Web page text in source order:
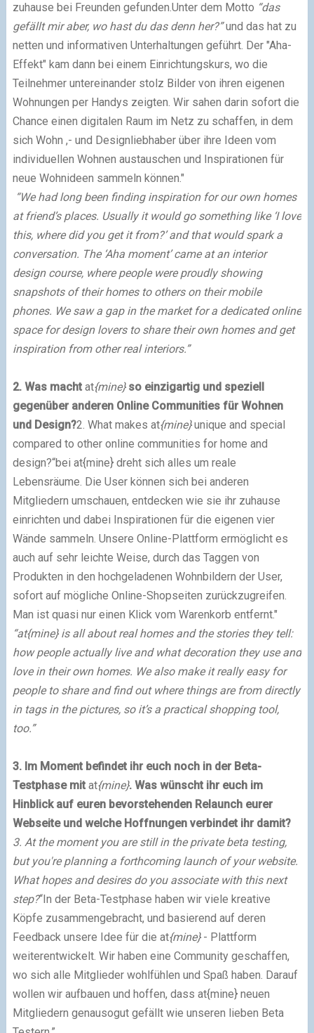
zuhause bei Freunden gefunden.Unter dem Motto “das
gefällt mir aber, wo hast du das denn her?”und das hat zu
netten und informativen Unterhaltungen geführt. Der "Aha-
Effekt" kam dann bei einem Einrichtungskurs, wo die
Teilnehmer untereinander stolz Bilder von ihren eigenen
Wohnungen per Handys zeigten. Wir sahen darin sofort die
Chance einen digitalen Raum im Netz zu schaffen, in dem
sich Wohn ,- und Designliebhaber über ihre Ideen vom
individuellen Wohnen austauschen und Inspirationen für
neue Wohnideen sammeln können."
“We had long been finding inspiration for our own homes
at friend’s places. Usually it would go something like ‘I love
this, where did you get it from?’ and that would spark a
conversation. The ‘Aha moment’ came at an interior
design course, where people were proudly showing
snapshots of their homes to others on their mobile
phones. We saw a gap in the market for a dedicated online
space for design lovers to share their own homes and get
inspiration from other real interiors.”
2. Was macht at{mine}so einzigartig und speziell
gegenüber anderen Online Communities für Wohnen
und Design?2. What makes at{mine} unique and special
compared to other online communities for home and
design?“bei at{mine} dreht sich alles um reale
Lebensräume. Die User können sich bei anderen
Mitgliedern umschauen, entdecken wie sie ihr zuhause
einrichten und dabei Inspirationen für die eigenen vier
Wände sammeln. Unsere Online-Plattform ermöglicht es
auch auf sehr leichte Weise, durch das Taggen von
Produkten in den hochgeladenen Wohnbildern der User,
sofort auf mögliche Online-Shopseiten zurückzugreifen.
Man ist quasi nur einen Klick vom Warenkorb entfernt."
“at{mine} is all about real homes and the stories they tell:
how people actually live and what decoration they use and
love in their own homes. We also make it really easy for
people to share and find out where things are from directly
in tags in the pictures, so it’s a practical shopping tool,
too.”
3. Im Moment befindet ihr euch noch in der Beta-
Testphase mit at{mine}. Was wünscht ihr euch im
Hinblick auf euren bevorstehenden Relaunch eurer
Webseite und welche Hoffnungen verbindet ihr damit?
3. At the moment you are still in the private beta testing,
but you're planning a forthcoming launch of your website.
What hopes and desires do you associate with this next
step?“In der Beta-Testphase haben wir viele kreative
Köpfe zusammengebracht, und basierend auf deren
Feedback unsere Idee für die at{mine}- Plattform
weiterentwickelt. Wir haben eine Community geschaffen,
wo sich alle Mitglieder wohlfühlen und Spaß haben. Darauf
wollen wir aufbauen und hoffen, dass at{mine} neuen
Mitgliedern genausogut gefällt wie unseren lieben Beta